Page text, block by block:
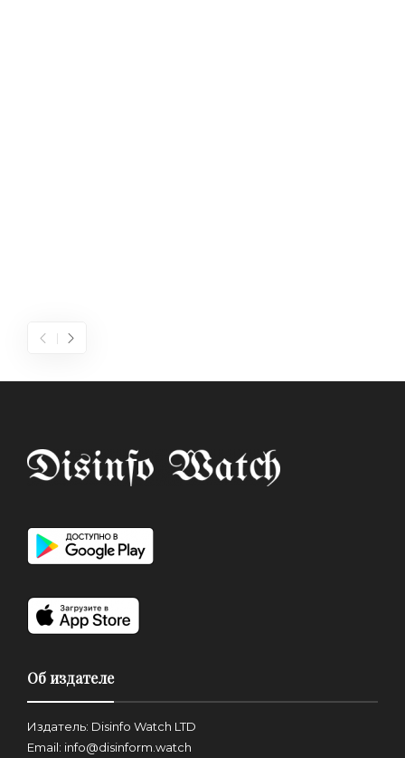
Об издателе
Издатель: Disinfo Watch LTD
Email: info@disinform.watch